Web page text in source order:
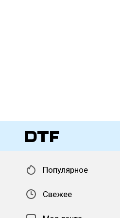
Популярное
Свежее